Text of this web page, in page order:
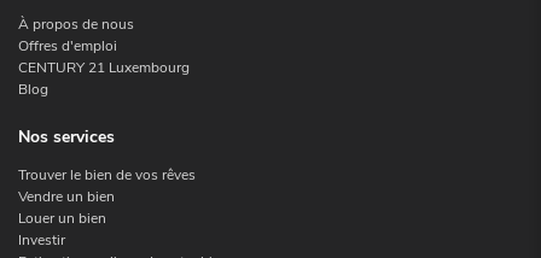
À propos de nous
Offres d'emploi
CENTURY 21 Luxembourg
Blog
Nos services
Trouver le bien de vos rêves
Vendre un bien
Louer un bien
Investir